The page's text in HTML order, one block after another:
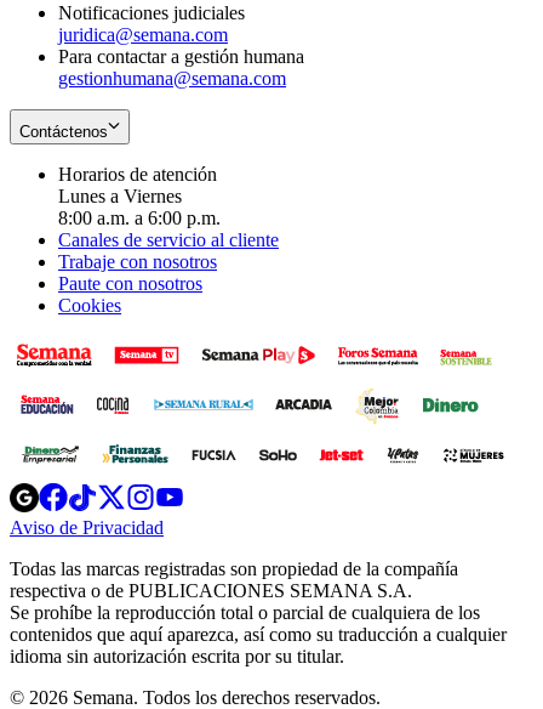
Notificaciones judiciales
juridica@semana.com
Para contactar a gestión humana
gestionhumana@semana.com
Contáctenos
Horarios de atención
Lunes a Viernes
8:00 a.m. a 6:00 p.m.
Canales de servicio al cliente
Trabaje con nosotros
Paute con nosotros
Cookies
Opens
in
new
Opens
in
new
Opens
in
new
window
Opens
new
windowwindow
Aviso de Privacidad
new
window
Todas las marcas registradas son propiedad de la compañía
respectiva o de PUBLICACIONES SEMANA S.A.
Se prohíbe la reproducción total o parcial de cualquiera de los
contenidos que aquí aparezca, así como su traducción a cualquier
idioma sin autorización escrita por su titular.
© 2026 Semana. Todos los derechos reservados.